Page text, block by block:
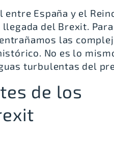
entre España y el
del Brexit.
las
No es lo
turbulentas del
de los